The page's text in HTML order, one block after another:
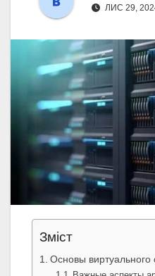
ЛИС 29,
Зміст
Основы виртуального